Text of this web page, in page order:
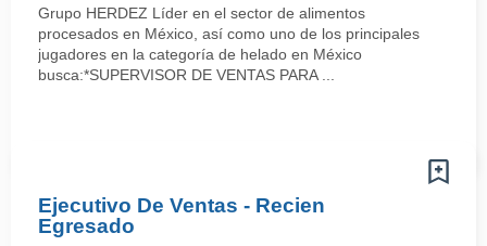
Grupo HERDEZ Líder en el sector de alimentos
procesados en México, así como uno de los principales
jugadores en la categoría de helado en México
busca:*SUPERVISOR DE VENTAS PARA ...
Ejecutivo De Ventas - Recien
Egresado